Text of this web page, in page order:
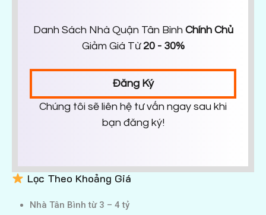
Danh Sách Nhà Quận Tân Bình Chính Chủ
Giảm Giá Từ 20 - 30%
Đăng Ký
Chúng tôi sẽ liên hệ tư vấn ngay sau khi
bạn đăng ký!
Lọc Theo Khoảng Giá
Nhà Tân Bình từ 3 – 4 tỷ